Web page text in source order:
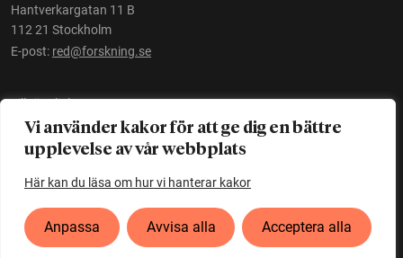
Vi använder kakor för att ge dig en bättre
upplevelse av vår webbplats
Här kan du läsa om hur vi hanterar kakor
Anpassa Avvisa alla Acceptera alla
Hantverkargatan 11 B
112 21 Stockholm
E-post: red@forskning.se
Tillgänglighet
Ett initiativ avVetenskapsrådet